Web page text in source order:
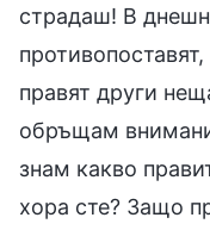
страдаш! В
правят други
обръщам
знам какво
хора сте? Защо